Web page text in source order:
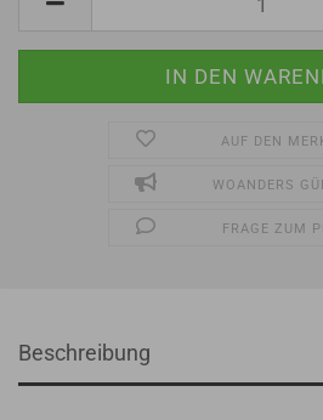
AUF DEN
WOANDERS
FRAGE ZUM
Beschreibung